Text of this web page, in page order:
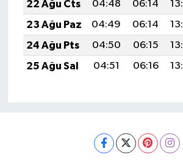
22 Ağu Cts
04:48 06:14
23 Ağu Paz
04:49 06:14
24 Ağu Pts
04:50 06:15
25 Ağu Sal
04:51 06:16